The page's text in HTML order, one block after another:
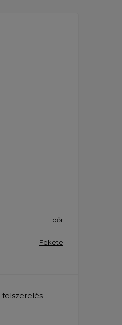
bőr
Fekete
felszerelés